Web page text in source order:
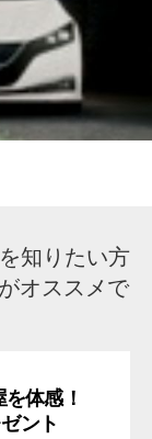
知りたい方
オススメで
体感！
ント